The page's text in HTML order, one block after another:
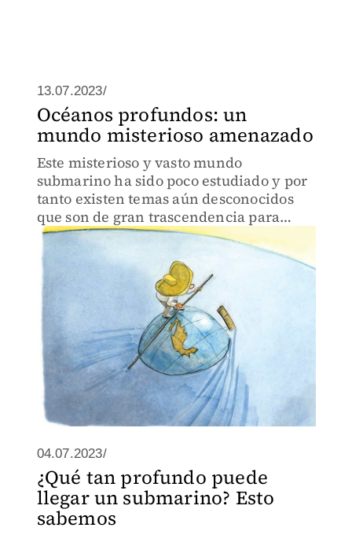
13.07.2023/
Océanos profundos: un
mundo misterioso amenazado
Este misterioso y vasto mundo
submarino ha sido poco estudiado y por
tanto existen temas aún desconocidos
que son de gran trascendencia para
nuestro planeta, ya que forman parte de
un proceso evolutivo en constante
04.07.2023/
¿Qué tan profundo puede
llegar un submarino? Esto
sabemos